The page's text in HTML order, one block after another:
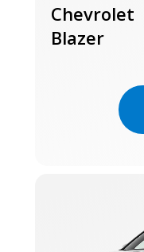
Chevrolet
Blazer